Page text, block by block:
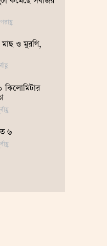
ও মুরগি,
কিলোমিটার
৬